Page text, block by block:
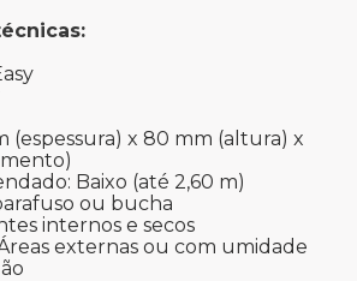
(espessura) x 80 mm (altura) x
Baixo (até 2,60 m)
ou bucha
internos e secos
externas ou com umidade